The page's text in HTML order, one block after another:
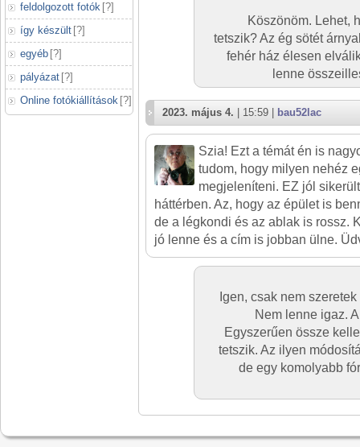
feldolgozott fotók [?]
így készült [?]
egyéb [?]
pályázat [?]
Online fotókiállítások [?]
Köszönöm. Lehet,
tetszik? Az ég sötét
fehér ház élesen
lenne
2023. május 4. | 15:59 | bau52lac
Szia! Ezt a témát én is
tudom, hogy milyen nehéz
megjeleníteni. EZ jól
háttérben. Az, hogy az épület is
de a légkondi és az ablak is rossz.
jó lenne és a cím is jobban ülne.
Igen, csak nem
Nem lenne igaz.
Egyszerűen össze
tetszik. Az ilyen
de egy komolyabb